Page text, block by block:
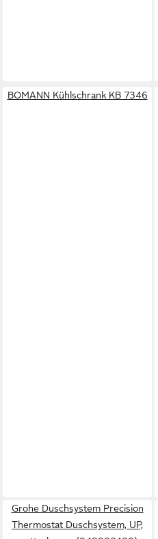
BOMANN Kühlschrank KB 7346
Grohe Duschsystem Precision
Thermostat Duschsystem, UP,